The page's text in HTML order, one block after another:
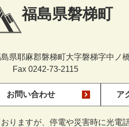
福島県磐梯町
県耶麻郡磐梯町大字磐梯字中ノ
Fax 0242-73-2115
お問い合わせ ア
りますが、停電や災害時に光電